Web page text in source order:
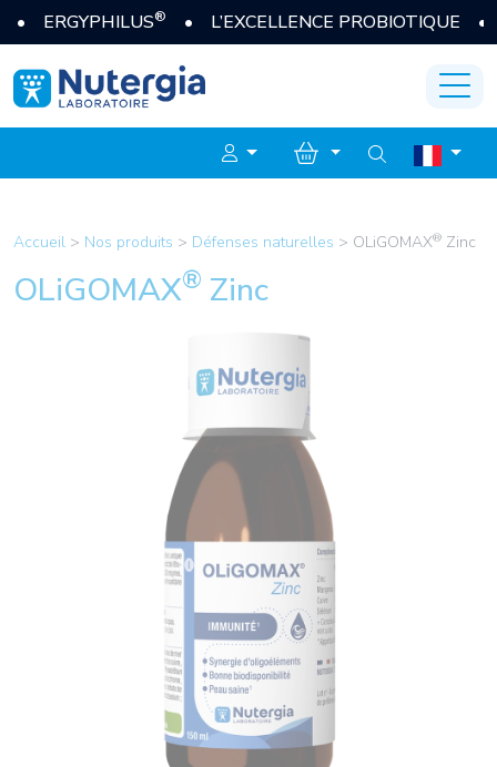
®• L’EXCELLENCE PROBIOTIQUE • JE
Accueil > Nos produits > Défenses naturelles > OLiGOMAX® Zinc
OLiGOMAX® Zinc